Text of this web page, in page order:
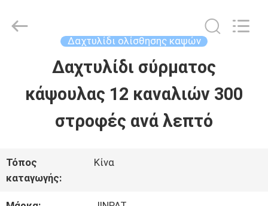
ΕΜΦΆΝΙΣΗ
VR
Electronics
Δαχτυλίδι ολίσθησης καψών
Δαχτυλίδι σύρματος
κάψουλας 12 καναλιών 300
στροφές ανά λεπτό
Τόπος
καταγωγής:
Κίνα